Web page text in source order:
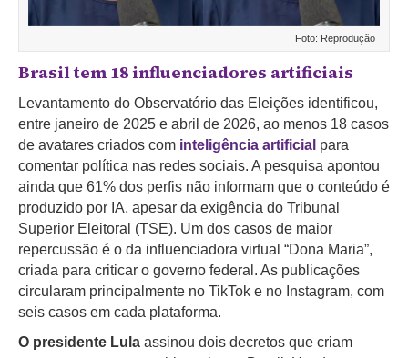
Foto: Reprodução
Brasil tem 18 influenciadores artificiais
Levantamento do Observatório das Eleições identificou,
entre janeiro de 2025 e abril de 2026, ao menos 18 casos
de avatares criados com inteligência artificial para
comentar política nas redes sociais. A pesquisa apontou
ainda que 61% dos perfis não informam que o conteúdo é
produzido por IA, apesar da exigência do Tribunal
Superior Eleitoral (TSE). Um dos casos de maior
repercussão é o da influenciadora virtual “Dona Maria”,
criada para criticar o governo federal. As publicações
circularam principalmente no TikTok e no Instagram, com
seis casos em cada plataforma.
O presidente Lula assinou dois decretos que criam